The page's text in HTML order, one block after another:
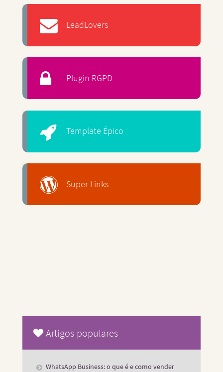
LeadLovers
Plugin RGPD
Template Épico
Super Links
Artigos populares
WhatsApp Business: o que é e como vender